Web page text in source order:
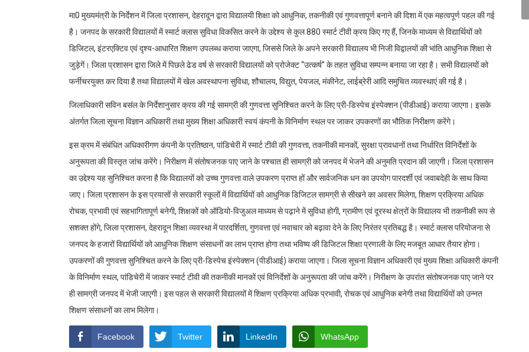
मा0 मुख्यमंत्री के निर्देशन में जिला प्रशासन, देहरादून द्वारा विद्यालयी शिक्षा को आधुनिक, तकनीकी एवं गुणवत्तापूर्ण बनाने की दिशा में एक महत्वपूर्ण पहल की गई
है। जनपद के सरकारी विद्यालयों में स्मार्ट क्लास सुविधा विकसित करने के उद्देश्य से कुल 880 स्मार्ट टीवी क्रय किए गए हैं, जिनके माध्यम से विद्यार्थियों को
डिजिटल, इंटरएक्टिव एवं दृश्य-आधारित शिक्षण उपलब्ध कराया जाएगा, जिससे जिले के अपने सरकारी विद्यालय भी निजी विद्वालयों की भांति आधुनिक शिक्षा से
जुड़ेगें। जिला प्रशासन द्वारा जिले में पिछले ढेड वर्ष से सरकारी विद्यालयों को प्रोजेक्ट ‘‘उत्कर्ष’’ के तहत सुविधा सम्पन्न बनाया जा रहा है। सभी विद्यालयों को
फर्नीचरयुक्त कर दिया है तथा विद्यालयों में खेल अवस्थापना सुविधा, शौचालय, विद्युत, पेयजल, मंकीनेट, लाईब्रेरी आदि समुचित व्यवस्थाएं की गई है।
जिलाधिकारी सविन बसंल के निर्देशानुसार क्रय की गई सामग्री की गुणवत्ता सुनिश्चित करने के लिए प्री-डिस्पेच इंस्पेक्शन (पीडीआई) कराया जाएगा। इसके
अंतर्गत जिला सूचना विज्ञान अधिकारी तथा मुख्य शिक्षा अधिकारी स्वयं कंपनी के विनिर्माण स्थल पर जाकर उपकरणों का भौतिक निरीक्षण करेंगे।
इस क्रम में संबंधित अधिकारीगण कंपनी के प्रतिष्ठान, पांडिचेरी में स्मार्ट टीवी की गुणवत्ता, तकनीकी मानकों, सुरक्षा प्रावधानों तथा निर्धारित विनिर्देशों के
अनुरूपता की विस्तृत जांच करेंगे। निरीक्षण में संतोषजनक पाए जाने के पश्चात ही सामग्री को जनपद में भेजने की अनुमति प्रदान की जाएगी। जिला प्रशासन
का उद्देश्य यह सुनिश्चित करना है कि विद्यालयों को उच्च गुणवत्ता वाले उपकरण प्राप्त हों और सार्वजनिक धन का उपयोग पारदर्शी एवं जवाबदेही के साथ किया
जाए। जिला प्रशासन के इस प्रयासों से सरकारी स्कूलों में विद्यार्थियों को आधुनिक डिजिटल सामग्री से सीखने का अवसर मिलेगा, शिक्षण प्रक्रिया अधिक
रोचक, प्रभावी एवं सहभागितापूर्ण बनेगी, शिक्षकों को ऑडियो-विजुअल माध्यम से पढ़ाने में सुविधा होगी, ग्रामीण एवं दूरस्थ क्षेत्रों के विद्यालय भी तकनीकी रूप से
सशक्त होंगे, जिला प्रशासन, देहरादून शिक्षा व्यवस्था में पारदर्शिता, गुणवत्ता एवं नवाचार को बढ़ावा देने के लिए निरंतर प्रतिबद्ध है। स्मार्ट क्लास परियोजना से
जनपद के हजारों विद्यार्थियों को आधुनिक शिक्षण संसाधनों का लाभ प्राप्त होगा तथा भविष्य की डिजिटल शिक्षा प्रणाली के लिए मजबूत आधार तैयार होगा।
उपकरणों की गुणवत्ता सुनिश्चित करने के लिए प्री-डिस्पेच इंस्पेक्शन (पीडीआई) कराया जाएगा। जिला सूचना विज्ञान अधिकारी एवं मुख्य शिक्षा अधिकारी कंपनी
के विनिर्माण स्थल, पांडिचेरी में जाकर स्मार्ट टीवी की तकनीकी मानकों एवं विनिर्देशों के अनुरूपता की जांच करेंगे। निरीक्षण के उपरांत संतोषजनक पाए जाने पर
ही सामग्री जनपद में भेजी जाएगी। इस पहल से सरकारी विद्यालयों में शिक्षण प्रक्रिया अधिक प्रभावी, रोचक एवं आधुनिक बनेगी तथा विद्यार्थियों को उन्नत
शिक्षण संसाधनों का लाभ मिलेगा।
Facebook Twitter LinkedIn WhatsApp